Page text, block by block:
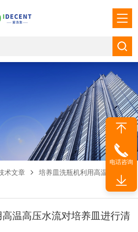
术文章
培养皿洗瓶机利用高温高压水
温高压水流对培养皿进行清
电话咨询